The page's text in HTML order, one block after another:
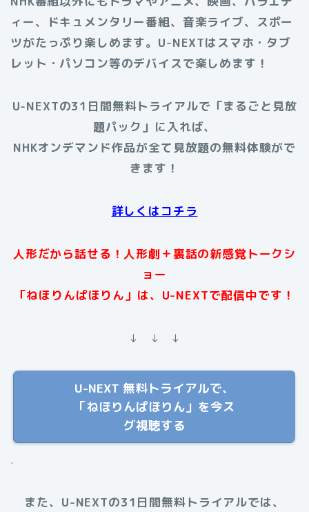
ィー、ドキュメンタリー番組、音楽ライブ、スポー
ツがたっぷり楽しめます。U-NEXTはスマホ・タブ
レット・パソコン等のデバイスで楽しめます！
U-NEXTの31日間無料トライアルで「まるごと見放
題パック」に入れば、
NHKオンデマンド作品が全て見放題の無料体験がで
きます！
詳しくはコチラ
人形だから話せる！人形劇＋裏話の新感覚トークシ
ョー
「ねほりんぱほりん」は、U-NEXTで配信中です！
↓ ↓ ↓
U-NEXT 無料トライアルで、
「ねほりんぱほりん」を今ス
グ視聴する
.
また、U-NEXTの31日間無料トライアルでは、